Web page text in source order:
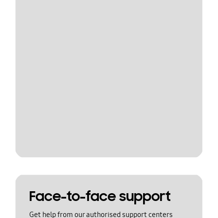
Face-to-face support
Get help from our authorised support centers